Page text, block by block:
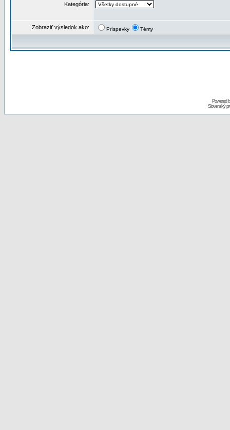
Kategória:
Zobraziť výsledok ako: Príspevky Témy
Powered
Slovenský